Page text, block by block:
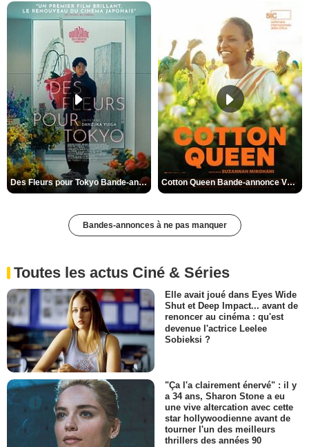
Des Fleurs pour Tokyo Bande-annonce VO STFR Cotton Queen Bande-annonce VO STFR
Bandes-annonces à ne pas manquer
Toutes les actus Ciné & Séries
Elle avait joué dans Eyes Wide
Shut et Deep Impact... avant de
renoncer au cinéma : qu'est
devenue l'actrice Leelee
Sobieksi ?
"Ça l'a clairement énervé" : il y
a 34 ans, Sharon Stone a eu
une vive altercation avec cette
star hollywoodienne avant de
tourner l'un des meilleurs
thrillers des années 90